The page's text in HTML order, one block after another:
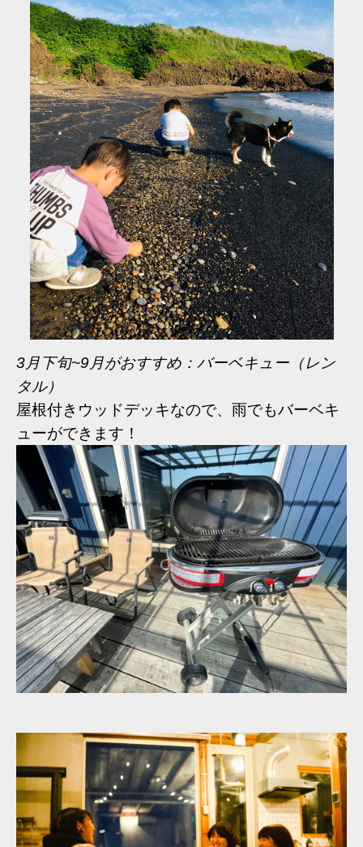
3月下旬~9月がおすすめ：バーベキュー（レン
タル）
屋根付きウッドデッキなので、 雨でもバーベキ
ューができます！